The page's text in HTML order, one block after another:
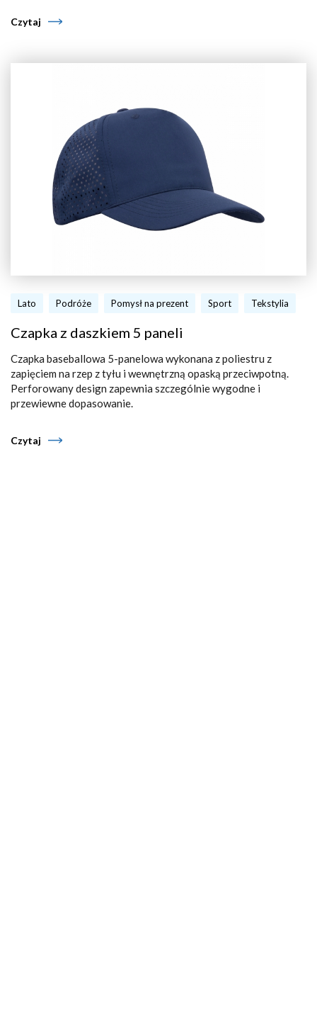
Czytaj
Lato Podróże Pomysł na prezent Sport Tekstylia
Czapka z daszkiem 5 paneli
Czapka baseballowa 5-panelowa wykonana z poliestru z
zapięciem na rzep z tyłu i wewnętrzną opaską przeciwpotną.
Perforowany design zapewnia szczególnie wygodne i
przewiewne dopasowanie.
Czytaj